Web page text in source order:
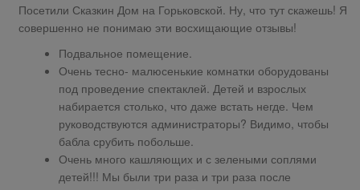
Посетили Сказкин Дом на Горьковской. Ну, что тут скажешь! Я
совершенно не понимаю эти восхищающие отзывы!
Подвальное помещение.
Очень тесно- малюсенькие комнатки оборудованы
под проведение спектаклей. Детей и взрослых
набирается столько, что даже встать негде. Чем
руководствуются администраторы? Видимо, чтобы
бабла срубить побольше.
Очень много кашляющих и с зелеными соплями
детей!!! Мы были три раза и три раза после